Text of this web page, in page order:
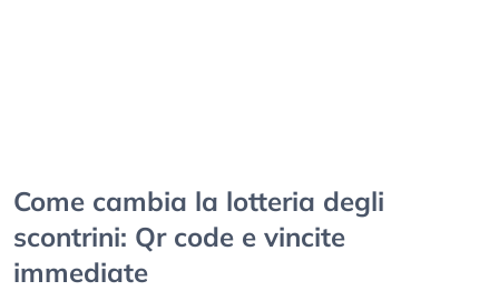
Come cambia la lotteria degli
scontrini: Qr code e vincite
immediate